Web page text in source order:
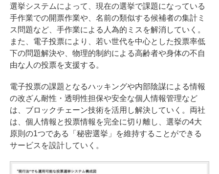
選挙システムによって、現在の選挙で課題になっている
手作業での開票作業や、名前の類似する候補者の集計ミ
ス問題など、手作業による人為的ミスを解消していく。
また、電子投票により、若い世代を中心とした投票率低
下の問題解決や、物理的制約による高齢者や身体の不自
由な人の投票を支援する。
電子投票の課題となるハッキングや内部陰謀による情報
の改ざん耐性・透明性担保や安全な個人情報管理など
は、ブロックチェーン技術を活用し解決していく。両社
は、個人情報と投票情報を完全に切り離し、選挙の4大
原則の1つである「秘密選挙」を維持することができる
サービスを設計していく。